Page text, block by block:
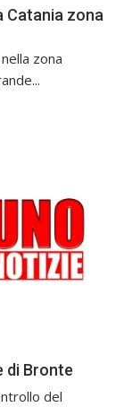
Catania zona
zona
di Bronte
del